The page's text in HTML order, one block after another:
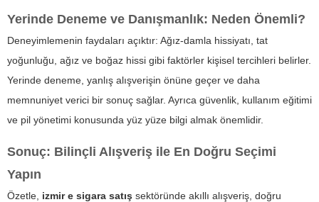
Yerinde Deneme ve Danışmanlık: Neden Önemli?
Deneyimlemenin faydaları açıktır: Ağız-damla hissiyatı, tat
yoğunluğu, ağız ve boğaz hissi gibi faktörler kişisel tercihleri belirler.
Yerinde deneme, yanlış alışverişin önüne geçer ve daha
memnuniyet verici bir sonuç sağlar. Ayrıca güvenlik, kullanım eğitimi
ve pil yönetimi konusunda yüz yüze bilgi almak önemlidir.
Sonuç: Bilinçli Alışveriş ile En Doğru Seçimi
Yapın
Özetle, izmir e sigara satış sektöründe akıllı alışveriş, doğru